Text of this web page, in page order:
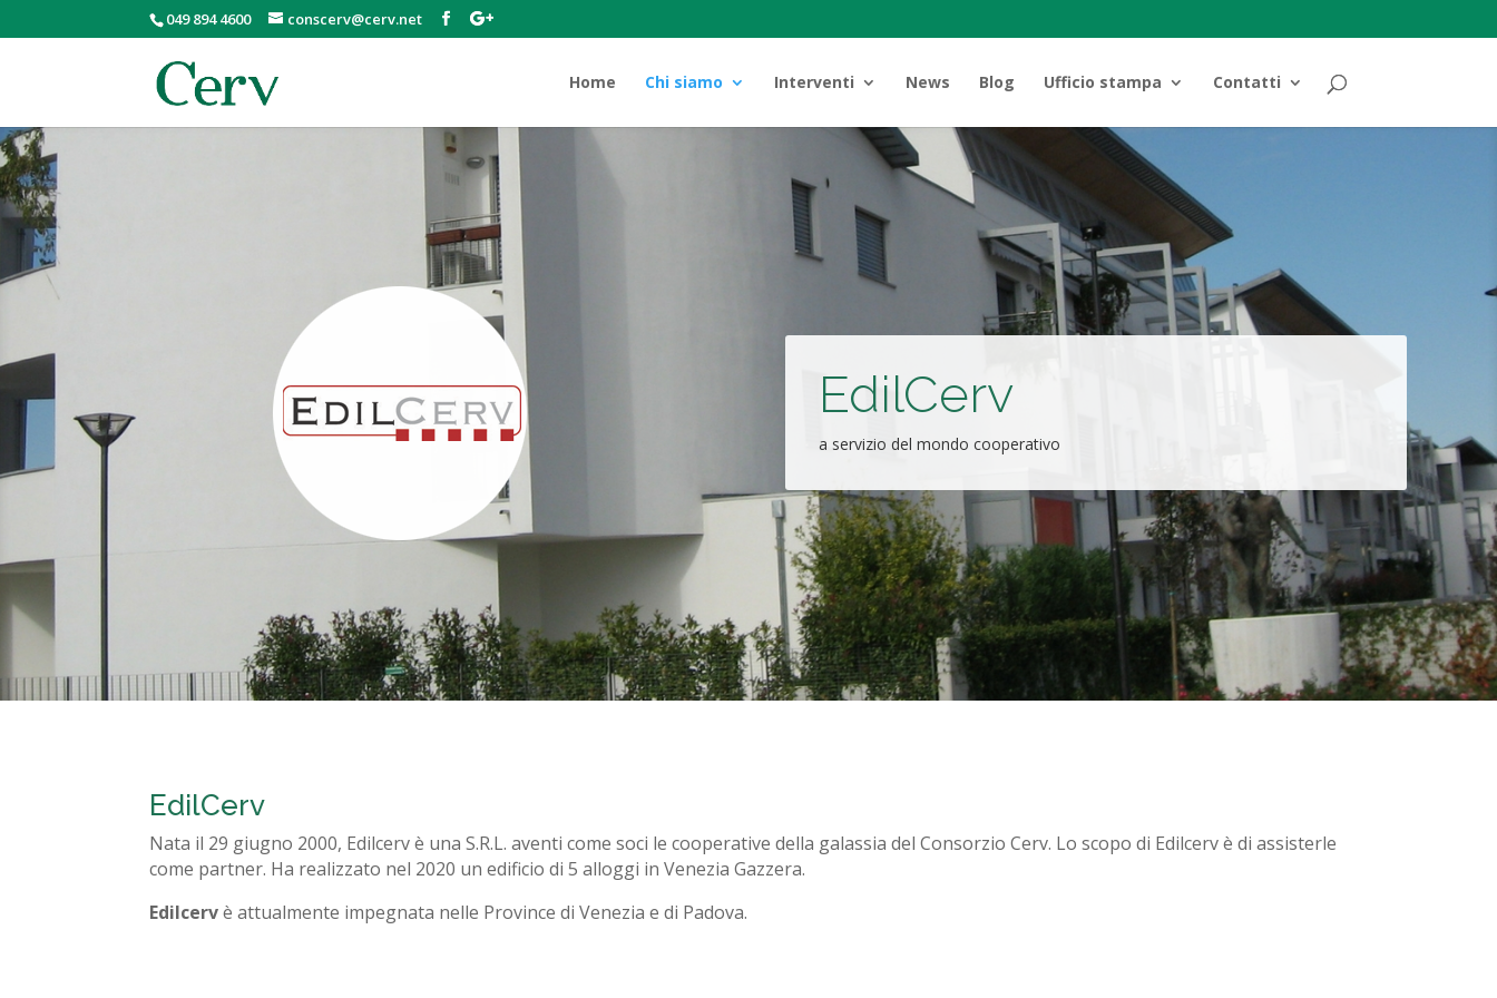
049 894 4600 conscerv@cerv.net
Home Chi siamo Interventi News Blog Ufficio stampa Contatti
EdilCerv
a servizio del mondo cooperativo
EdilCerv
Nata il 29 giugno 2000, Edilcerv è una S.R.L. aventi come soci le cooperative della galassia del Consorzio Cerv. Lo scopo di Edilcerv è di assisterle
come partner. Ha realizzato nel 2020 un edificio di 5 alloggi in Venezia Gazzera.
Edilcervè attualmente impegnata nelle Province di Venezia e di Padova.